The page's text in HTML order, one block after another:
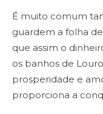
É muito comum
guardem a folha de
que assim o
os banhos de
prosperidade e
proporciona a